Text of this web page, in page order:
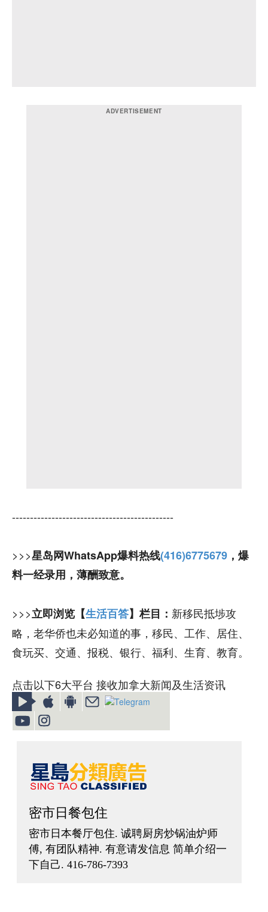
---------------------------------------------
>>>星岛网WhatsApp爆料热线(416)6775679 ，爆
料一经录用，薄酬致意。
>>>立即浏览【生活百答】栏目： 新移民抵埗攻
略，老华侨也未必知道的事，移民、工作、居住、
食玩买、交通、报税、银行、福利、生育、教育。
点击以下6大平台 接收加拿大新闻及生活资讯